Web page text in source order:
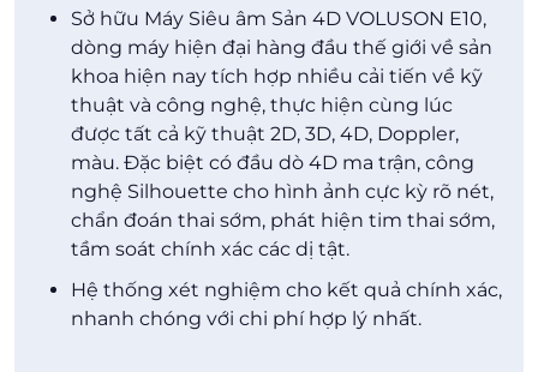
Sở hữu Máy Siêu âm Sản 4D VOLUSON E10,
dòng máy hiện đại hàng đầu thế giới về sản
khoa hiện nay tích hợp nhiều cải tiến về kỹ
thuật và công nghệ, thực hiện cùng lúc
được tất cả kỹ thuật 2D, 3D, 4D, Doppler,
màu. Đặc biệt có đầu dò 4D ma trận, công
nghệ Silhouette cho hình ảnh cực kỳ rõ nét,
chẩn đoán thai sớm, phát hiện tim thai sớm,
tầm soát chính xác các dị tật.
Hệ thống xét nghiệm cho kết quả chính xác,
nhanh chóng với chi phí hợp lý nhất.